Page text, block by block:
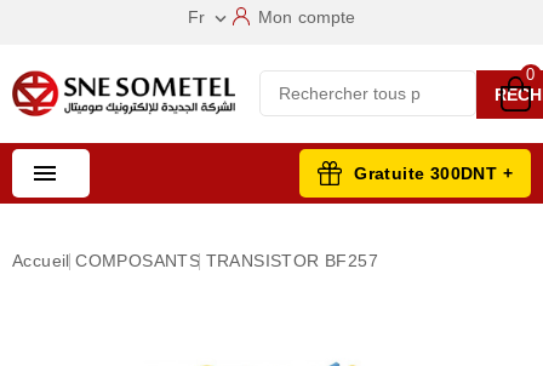
Fr  Mon compte
0
 Gratuite 300DNT +
Accueil COMPOSANTS TRANSISTOR BF257